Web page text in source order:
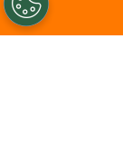
Por Javiera